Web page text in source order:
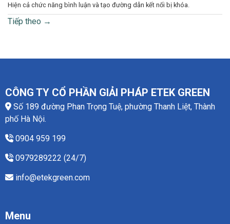
Hiện cả chức năng bình luận và tạo đường dẫn kết nối bị khóa.
Tiếp theo →
CÔNG TY CỔ PHẦN GIẢI PHÁP ETEK GREEN
Số 189 đường Phan Trọng Tuệ, phường Thanh Liệt, Thành
phố Hà Nội.
0904 959 199
0979289222 (24/7)
info@etekgreen.com
Menu